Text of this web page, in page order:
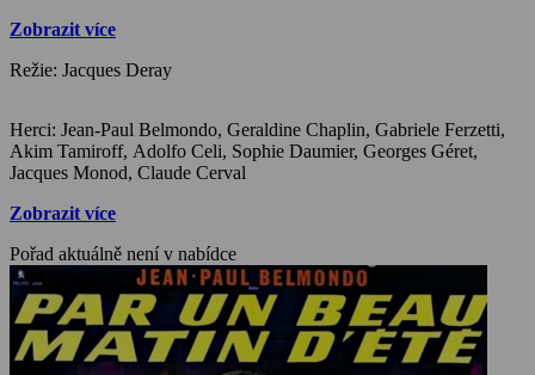
gangstera, který se chystá ve Španělsku unést dceru bohatého
celkem snadno a únosci se i se svým rukojmí ukryjí na chatě v
Ale situace se začíná komplikovat.
Zobrazit více
Režie: Jacques Deray
Herci: Jean-Paul Belmondo, Geraldine Chaplin, Gabriele Ferzetti,
Akim Tamiroff, Adolfo Celi, Sophie Daumier, Georges Géret,
Jacques Monod, Claude Cerval
Zobrazit více
Pořad aktuálně není v nabídce